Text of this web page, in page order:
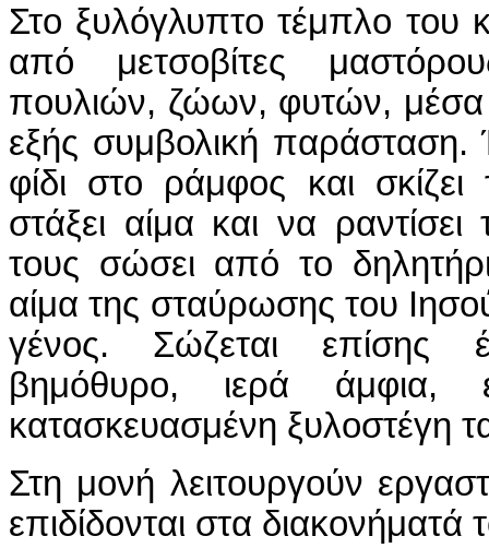
Στο ξυλόγλυπτο τέμπλο του
από μετσοβίτες
πουλιών, ζώων, φυτών, μέσα
εξής συμβολική
φίδι στο ράμφος και
στάξει αίμα και να
τους σώσει από το
αίμα της σταύρωσης του
γένος. Σώζεται επίσης
βημόθυρο, ιερά
κατασκευασμένη ξυλοστέγη
Στη μονή λειτουργούν
επιδίδονται στα διακονήματά